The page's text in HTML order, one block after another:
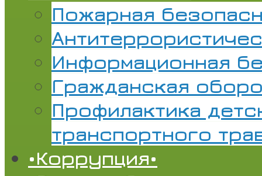
Пожарная
Информационная
Гражданская
Профилактика
транспортного
•Коррупция•